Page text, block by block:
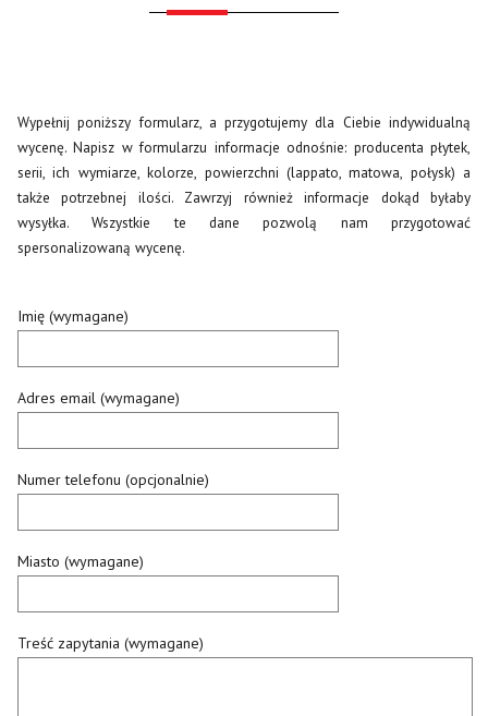
Wypełnij poniższy formularz, a przygotujemy dla Ciebie indywidualną
wycenę. Napisz w formularzu informacje odnośnie: producenta płytek,
serii, ich wymiarze, kolorze, powierzchni (lappato, matowa, połysk) a
także potrzebnej ilości. Zawrzyj również informacje dokąd byłaby
wysyłka. Wszystkie te dane pozwolą nam przygotować
spersonalizowaną wycenę.
Imię (wymagane)
Adres email (wymagane)
Numer telefonu (opcjonalnie)
Miasto (wymagane)
Treść zapytania (wymagane)